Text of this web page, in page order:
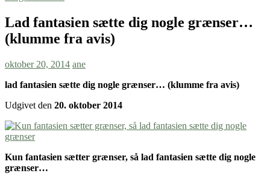
Lad fantasien sætte dig nogle grænser…
(klumme fra avis)
oktober 20, 2014 ane
lad fantasien sætte dig nogle grænser… (klumme fra avis)
Udgivet den 20. oktober 2014
Kun fantasien sætter grænser, så lad fantasien sætte dig nogle
grænser…